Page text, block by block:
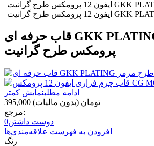
قاب حرفه ای GKK PLATING ایفون 12
پرومکس طرح گرانیت
ادامه مطلبنمایش کمتر
395,000 تومان (بدون مالیات)
مرجع:
دوست داشتن0
افزودن به فهرست علاقه‌مندی‌ها
رنگ